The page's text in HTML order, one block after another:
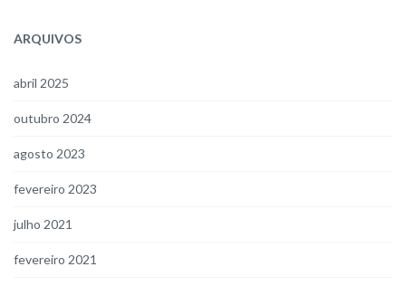
ARQUIVOS
abril 2025
outubro 2024
agosto 2023
fevereiro 2023
julho 2021
fevereiro 2021